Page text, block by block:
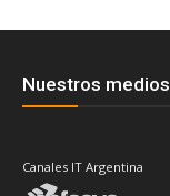
Nuestros medios
Canales IT Argentina